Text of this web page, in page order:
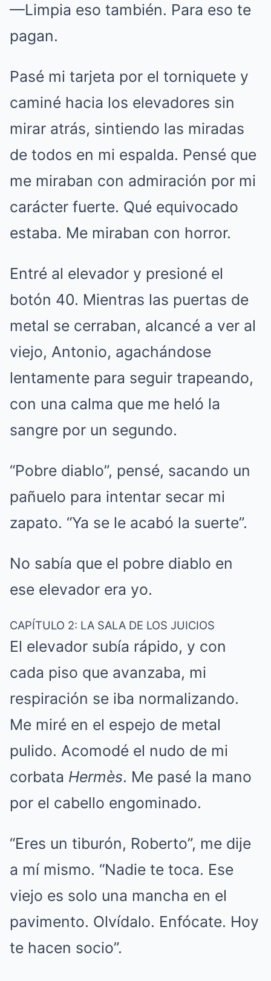
—Limpia eso también. Para eso te
pagan.
Pasé mi tarjeta por el torniquete y
caminé hacia los elevadores sin
mirar atrás, sintiendo las miradas
de todos en mi espalda. Pensé que
me miraban con admiración por mi
carácter fuerte. Qué equivocado
estaba. Me miraban con horror.
Entré al elevador y presioné el
botón 40. Mientras las puertas de
metal se cerraban, alcancé a ver al
viejo, Antonio, agachándose
lentamente para seguir trapeando,
con una calma que me heló la
sangre por un segundo.
“Pobre diablo”, pensé, sacando un
pañuelo para intentar secar mi
zapato. “Ya se le acabó la suerte”.
No sabía que el pobre diablo en
ese elevador era yo.
CAPÍTULO 2: LA SALA DE LOS JUICIOS
El elevador subía rápido, y con
cada piso que avanzaba, mi
respiración se iba normalizando.
Me miré en el espejo de metal
pulido. Acomodé el nudo de mi
corbata Hermès. Me pasé la mano
por el cabello engominado.
“Eres un tiburón, Roberto”, me dije
a mí mismo. “Nadie te toca. Ese
viejo es solo una mancha en el
pavimento. Olvídalo. Enfócate. Hoy
te hacen socio”.